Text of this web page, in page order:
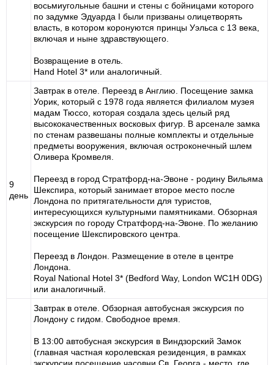
восьмиугольные башни и стены с бойницами которого
по задумке Эдуарда I были призваны олицетворять
власть, в котором коронуются принцы Уэльса с 13 века,
включая и ныне здравствующего.
Возвращение в отель.
Hand Hotel 3* или аналогичный.
9
день
Завтрак в отеле. Переезд в Англию. Посещение замка
Уорик, который с 1978 года является филиалом музея
мадам Тюссо, которая создала здесь целый ряд
высококачественных восковых фигур. В арсенале замка
по стенам развешаны полные комплекты и отдельные
предметы вооружения, включая остроконечный шлем
Оливера Кромвеля.
Переезд в город Стратфорд-на-Эвоне - родину Вильяма
Шекспира, который занимает второе место после
Лондона по притягательности для туристов,
интересующихся культурными памятниками. Обзорная
экскурсия по городу Стратфорд-на-Эвоне. По желанию
посещение Шекспировского центра.
Переезд в Лондон. Размещение в отеле в центре
Лондона.
Royal National Hotel 3* (Bedford Way, London WC1H 0DG)
или аналогичный.
Завтрак в отеле. Обзорная автобусная экскурсия по
Лондону с гидом. Свободное время.
В 13:00 автобусная экскурсия в Виндзорский Замок
(главная частная королевская резиденция, в рамках